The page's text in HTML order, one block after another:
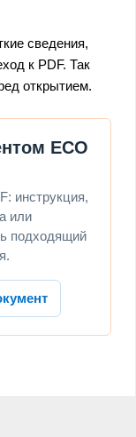
сведения,
к PDF. Так
открытием.
ECO
инструкция,
или
подходящий